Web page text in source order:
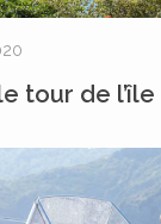
tour de